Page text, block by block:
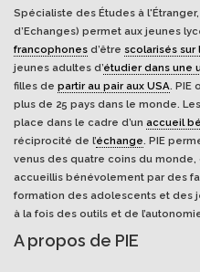
Spécialiste des Études à l'Étranger,
d’Echanges) permet aux jeunes
francophones d’être scolarisés sur
jeunes adultes d’étudier dans une
filles de partir au pair aux USA. PIE
plus de 25 pays dans le monde.
place dans le cadre d’un accueil
réciprocité de l’échange. PIE
venus des quatre coins du monde,
accueillis bénévolement par des
formation des adolescents et des
à la fois des outils et de
A propos de PIE